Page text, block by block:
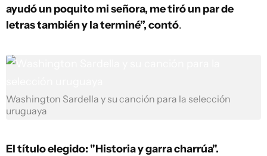
ayudó un poquito mi señora, me tiró un par de
letras también y la terminé”, contó.
Washington Sardella y su canción para la selección
uruguaya
El título elegido: "Historia y garra charrúa".